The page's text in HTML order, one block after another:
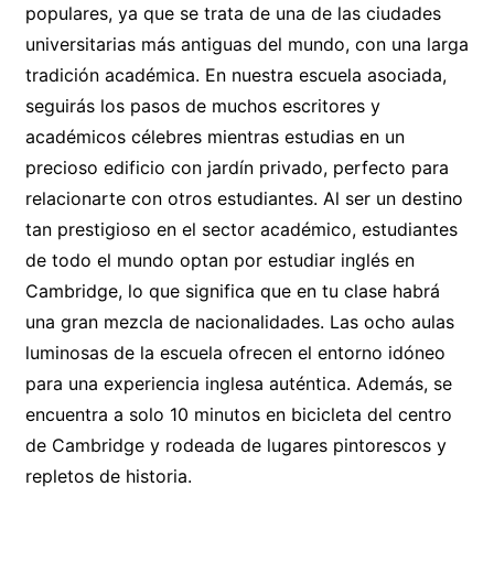
populares, ya que se trata de una de las ciudades
universitarias más antiguas del mundo, con una larga
tradición académica. En nuestra escuela asociada,
seguirás los pasos de muchos escritores y
académicos célebres mientras estudias en un
precioso edificio con jardín privado, perfecto para
relacionarte con otros estudiantes. Al ser un destino
tan prestigioso en el sector académico, estudiantes
de todo el mundo optan por estudiar inglés en
Cambridge, lo que significa que en tu clase habrá
una gran mezcla de nacionalidades. Las ocho aulas
luminosas de la escuela ofrecen el entorno idóneo
para una experiencia inglesa auténtica. Además, se
encuentra a solo 10 minutos en bicicleta del centro
de Cambridge y rodeada de lugares pintorescos y
repletos de historia.